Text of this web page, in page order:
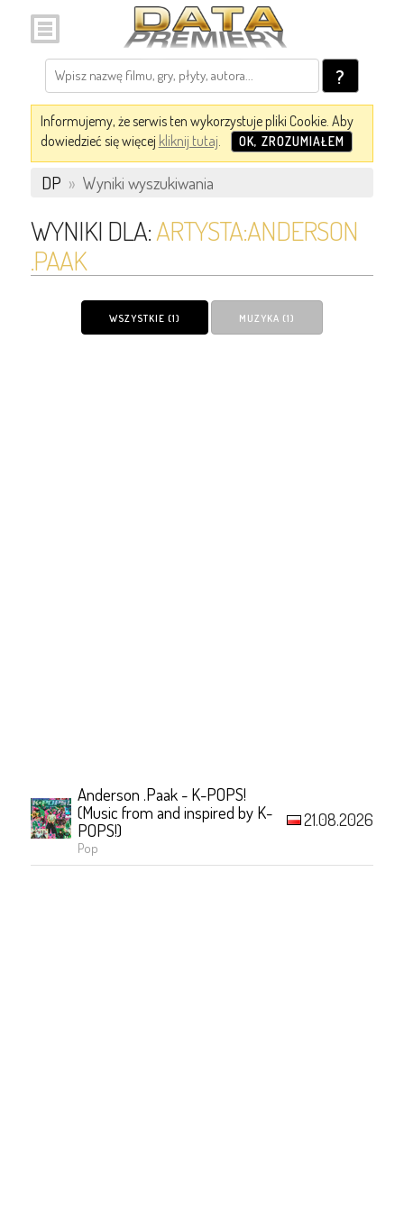
?
Informujemy, że serwis ten wykorzystuje pliki Cookie. Aby
dowiedzieć się więcej kliknij tutaj. OK, ZROZUMIAŁEM
DP » Wyniki wyszukiwania
WYNIKI DLA:ARTYSTA:ANDERSON
.PAAK
WSZYSTKIE (1) MUZYKA (1)
Anderson .Paak - K-POPS!
(Music from and inspired by K-
POPS!)
Pop
21.08.2026